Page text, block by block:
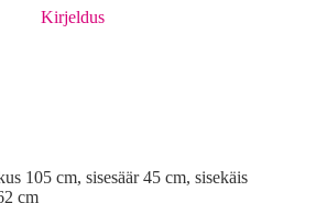
Kirjeldus
105 cm, sisesäär 45 cm, sisekäis
cm